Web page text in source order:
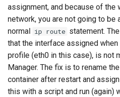
assignment, and because of the
network, you are not going to be
normal ip route statement.
that the interface assigned
profile (eth0 in this case), is not
Manager. The fix is to rename
container after restart and
this with a script and run (again)